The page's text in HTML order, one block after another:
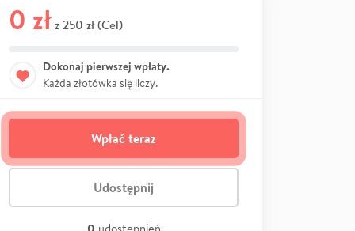
0 zł z 250 zł (Cel)
Dokonaj pierwszej wpłaty.
Każda złotówka się liczy.
Wpłać teraz
Udostępnij